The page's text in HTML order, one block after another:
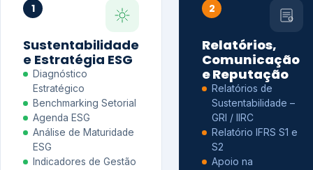
1
Sustentabilidade
e Estratégia ESG
Diagnóstico
Estratégico
Benchmarking Setorial
Agenda ESG
Análise de Maturidade
ESG
Indicadores de Gestão
2
Relatórios,
Comunicação
e Reputação
Relatórios de
Sustentabilidade –
GRI / IIRC
Relatório IFRS S1 e
S2
Apoio na